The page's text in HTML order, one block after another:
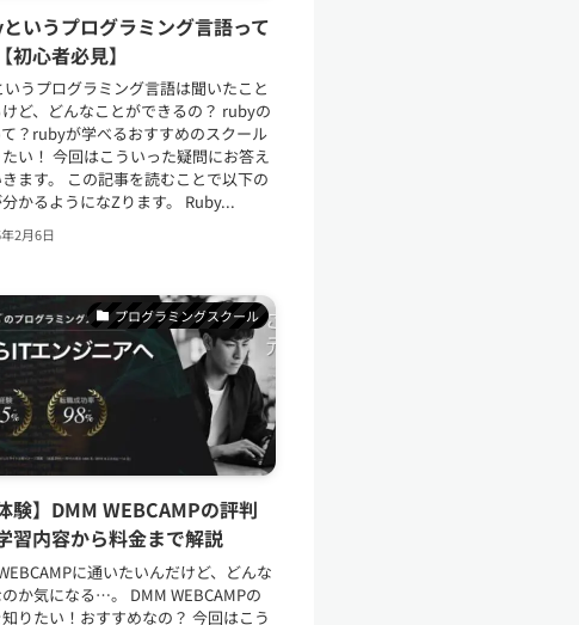
いうプログラミング言語って
初心者必見】
うプログラミング言語は聞いたこと
ど、どんなことができるの？ rubyの
？rubyが学べるおすすめのスクール
い！ 今回はこういった疑問にお答え
きます。 この記事を読むことで以下の
かるようになZります。 Ruby...
2月6日
プログラミングスクール
験】DMM WEBCAMPの評判
習内容から料金まで解説
に通いたいんだけど、どんな
か気になる…。 DMM WEBCAMPの
りたい！おすすめなの？ 今回はこう